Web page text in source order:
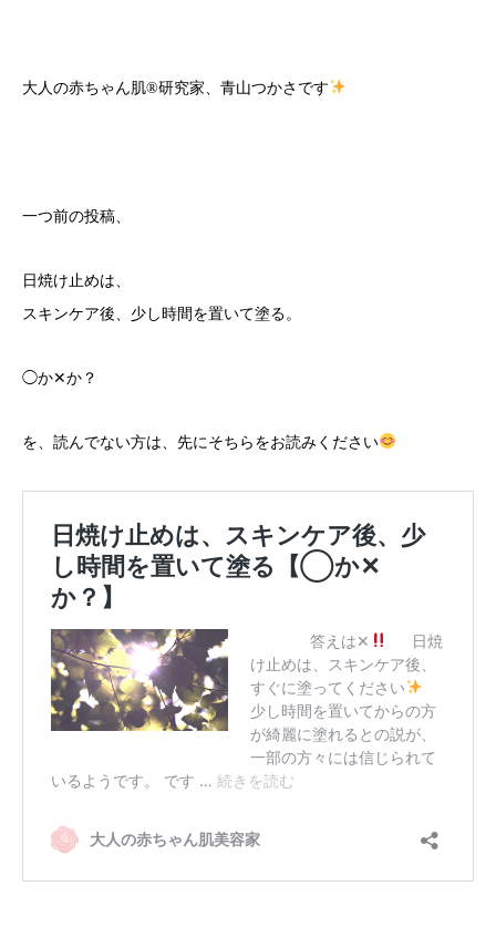
大人の赤ちゃん肌®️研究家、青山つかさです
一つ前の投稿、
日焼け止めは、
スキンケア後、少し時間を置いて塗る。
◯か✕か？
を、読んでない方は、先にそちらをお読みください